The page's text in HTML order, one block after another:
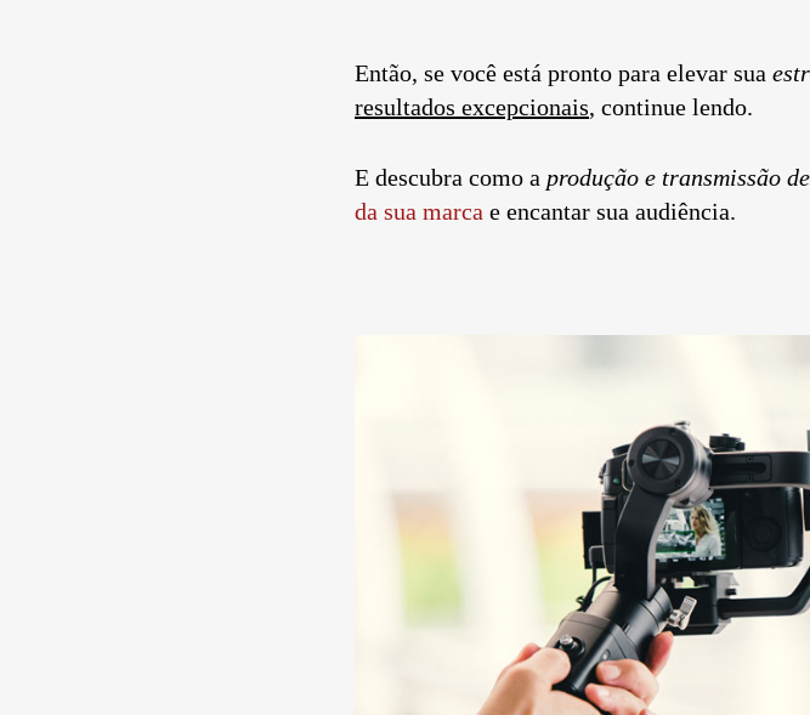
Então, se você está pronto para elevar sua
resultados excepcionais, continue lendo.
E descubra como a produção e transmissão
da sua marca e encantar sua audiência.